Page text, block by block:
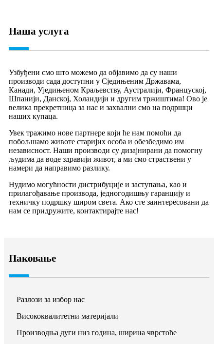
Наша услуга
Узбуђени смо што можемо да објавимо да су наши
производи сада доступни у Сједињеним Државама,
Канади, Уједињеном Краљевству, Аустралији, Француској,
Шпанији, Данској, Холандији и другим тржиштима! Ово је
велика прекретница за нас и захвални смо на подршци
наших купаца.
Увек тражимо нове партнере који ће нам помоћи да
побољшамо животе старијих особа и обезбедимо им
независност. Наши производи су дизајнирани да помогну
људима да воде здравији живот, а ми смо страствени у
намери да направимо разлику.
Нудимо могућности дистрибуције и заступања, као и
прилагођавање производа, једногодишњу гаранцију и
техничку подршку широм света. Ако сте заинтересовани да
нам се придружите, контактирајте нас!
Паковање
Разлози за избор нас
Висококвалитетни материјали
Производња дуги низ година, ширина чврстоће